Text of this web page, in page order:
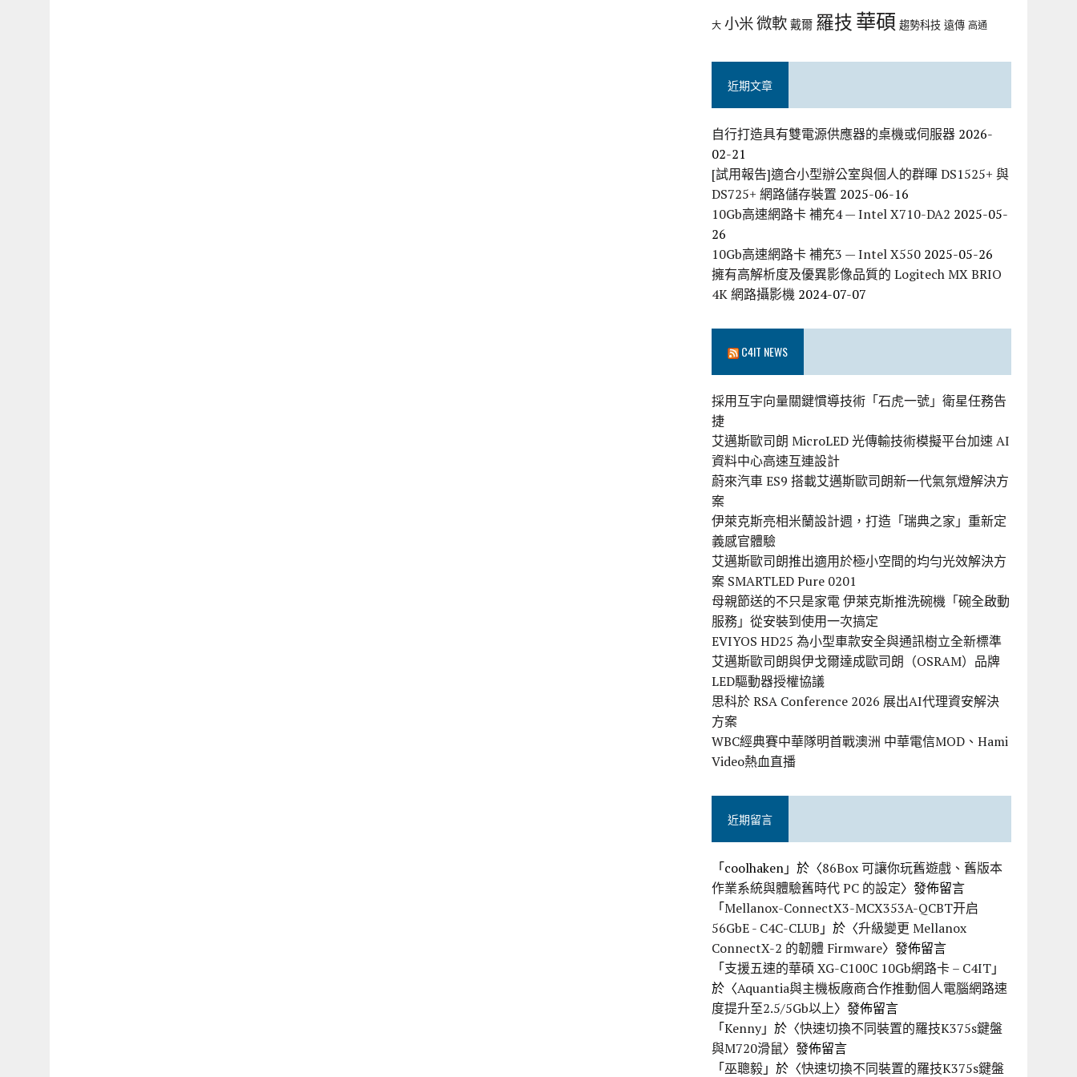
大 小米微軟 戴爾 羅技華碩 趨勢科技 遠傳 高通
近期文章
自行打造具有雙電源供應器的桌機或伺服器 2026-
02-21
[試用報告]適合小型辦公室與個人的群暉 DS1525+ 與
DS725+ 網路儲存裝置 2025-06-16
10Gb高速網路卡 補充4 — Intel X710-DA2 2025-05-
26
10Gb高速網路卡 補充3 — Intel X550 2025-05-26
擁有高解析度及優異影像品質的 Logitech MX BRIO
4K 網路攝影機 2024-07-07
C4IT NEWS
採用互宇向量關鍵慣導技術「石虎一號」衛星任務告
捷
艾邁斯歐司朗 MicroLED 光傳輸技術模擬平台加速 AI
資料中心高速互連設計
蔚來汽車 ES9 搭載艾邁斯歐司朗新一代氣氛燈解決方
案
伊萊克斯亮相米蘭設計週，打造「瑞典之家」重新定
義感官體驗
艾邁斯歐司朗推出適用於極小空間的均勻光效解決方
案 SMARTLED Pure 0201
母親節送的不只是家電 伊萊克斯推洗碗機「碗全啟動
服務」從安裝到使用一次搞定
EVIYOS HD25 為小型車款安全與通訊樹立全新標準
艾邁斯歐司朗與伊戈爾達成歐司朗（OSRAM）品牌
LED驅動器授權協議
思科於 RSA Conference 2026 展出AI代理資安解決
方案
WBC經典賽中華隊明首戰澳洲 中華電信MOD、Hami
Video熱血直播
近期留言
「coolhaken」於〈86Box 可讓你玩舊遊戲、舊版本
作業系統與體驗舊時代 PC 的設定〉發佈留言
「Mellanox-ConnectX3-MCX353A-QCBT开启
56GbE - C4C-CLUB 」於〈升級變更 Mellanox
ConnectX-2 的韌體 Firmware〉發佈留言
「支援五速的華碩 XG-C100C 10Gb網路卡 – C4IT」
於〈Aquantia與主機板廠商合作推動個人電腦網路速
度提升至2.5/5Gb以上〉發佈留言
「Kenny」於〈快速切換不同裝置的羅技K375s鍵盤
與M720滑鼠〉發佈留言
「巫聰毅」於〈快速切換不同裝置的羅技K375s鍵盤